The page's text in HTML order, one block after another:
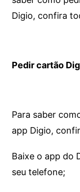
Digio, confira
Pedir cartão
Para saber
app Digio,
Baixe o app do
seu telefone;